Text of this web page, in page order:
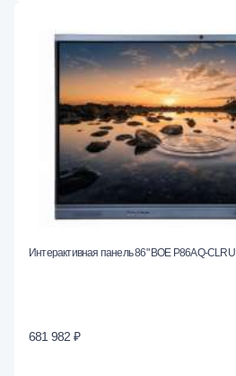
Интерактивная панель 86" BOE P86AQ-CLRU
681 982 ₽